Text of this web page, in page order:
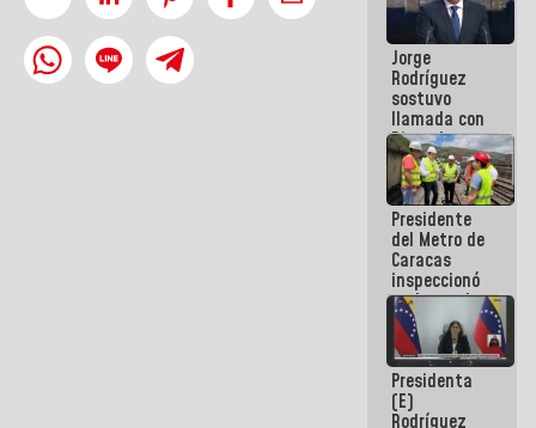
Venezuela"
a servidores
públicos
Jorge
Rodríguez
sostuvo
llamada con
Dinorah
Figuera y
acuerdan
primer
encuentro
presencial
para el
diálogo
Presidente
del Metro de
Caracas
inspeccionó
trabajos de
rehabilitación
y
modernización
de la vía
férrea
Presidenta
(E)
Rodríguez